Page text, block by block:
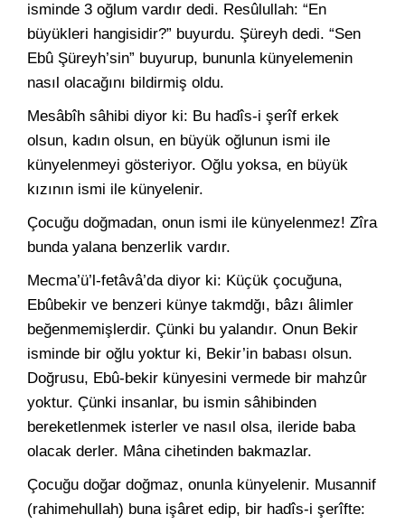
isminde 3 oğlum vardır dedi. Resûlullah: “En
büyükleri hangisidir?” buyurdu. Şüreyh dedi. “Sen
Ebû Şüreyh’sin” buyurup, bununla künyelemenin
nasıl olacağını bildirmiş oldu.
Mesâbîh sâhibi diyor ki: Bu hadîs-i şerîf erkek
olsun, kadın olsun, en büyük oğlunun ismi ile
künyelenmeyi gösteriyor. Oğlu yoksa, en büyük
kızının ismi ile künyelenir.
Çocuğu doğmadan, onun ismi ile künyelenmez! Zîra
bunda yalana benzerlik vardır.
Mecma’ü’l-fetâvâ’da diyor ki: Küçük çocuğuna,
Ebûbekir ve benzeri künye takmdğı, bâzı âlimler
beğenmemişlerdir. Çünki bu yalandır. Onun Bekir
isminde bir oğlu yoktur ki, Bekir’in babası olsun.
Doğrusu, Ebû-bekir künyesini vermede bir mahzûr
yoktur. Çünki insanlar, bu ismin sâhibinden
bereketlenmek isterler ve nasıl olsa, ileride baba
olacak derler. Mâna cihetinden bakmazlar.
Çocuğu doğar doğmaz, onunla künyelenir. Musannif
(rahimehullah) buna işâret edip, bir hadîs-i şerîfte: